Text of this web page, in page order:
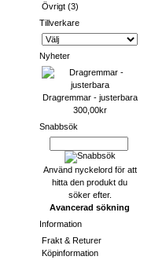
Övrigt (3)
Tillverkare
Nyheter
Dragremmar - justerbara
300,00kr
Snabbsök
Använd nyckelord för att
hitta den produkt du
söker efter.
Avancerad sökning
Information
Frakt & Returer
Köpinformation